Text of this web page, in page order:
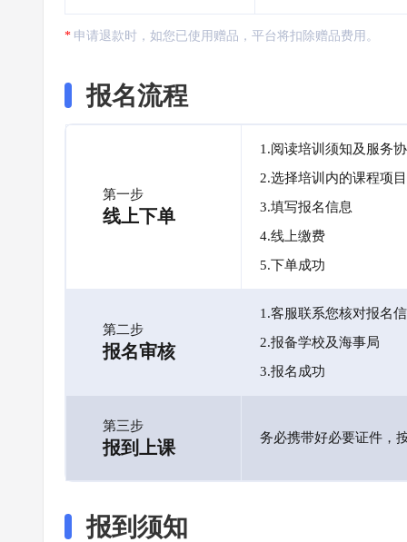
申请退款时，如您已使用赠品，平台将扣除赠品费用。
报名流程
第一步
线上下单
1.阅读培训须知及服务
2.选择培训内的课程项目
3.填写报名信息
4.线上缴费
5.下单成功
第二步
报名审核
1.客服联系您核对报名
2.报备学校及海事局
3.报名成功
第三步
报到上课 务必携带好必要证件，
报到须知